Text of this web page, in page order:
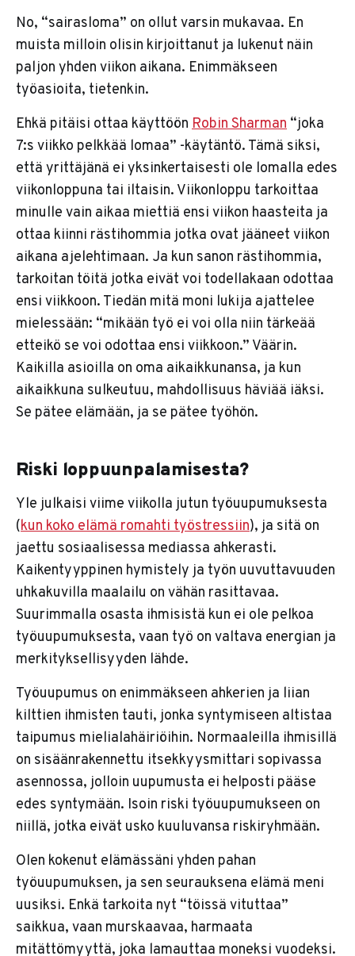
No, “sairasloma” on ollut varsin mukavaa. En
muista milloin olisin kirjoittanut ja lukenut näin
paljon yhden viikon aikana. Enimmäkseen
työasioita, tietenkin.
Ehkä pitäisi ottaa käyttöön Robin Sharman “joka
7:s viikko pelkkää lomaa” -käytäntö. Tämä siksi,
että yrittäjänä ei yksinkertaisesti ole lomalla edes
viikonloppuna tai iltaisin. Viikonloppu tarkoittaa
minulle vain aikaa miettiä ensi viikon haasteita ja
ottaa kiinni rästihommia jotka ovat jääneet viikon
aikana ajelehtimaan. Ja kun sanon rästihommia,
tarkoitan töitä jotka eivät voi todellakaan odottaa
ensi viikkoon. Tiedän mitä moni lukija ajattelee
mielessään: “mikään työ ei voi olla niin tärkeää
etteikö se voi odottaa ensi viikkoon.” Väärin.
Kaikilla asioilla on oma aikaikkunansa, ja kun
aikaikkuna sulkeutuu, mahdollisuus häviää iäksi.
Se pätee elämään, ja se pätee työhön.
Riski loppuunpalamisesta?
Yle julkaisi viime viikolla jutun työuupumuksesta
(kun koko elämä romahti työstressiin), ja sitä on
jaettu sosiaalisessa mediassa ahkerasti.
Kaikentyyppinen hymistely ja työn uuvuttavuuden
uhkakuvilla maalailu on vähän rasittavaa.
Suurimmalla osasta ihmisistä kun ei ole pelkoa
työuupumuksesta, vaan työ on valtava energian ja
merkityksellisyyden lähde.
Työuupumus on enimmäkseen ahkerien ja liian
kilttien ihmisten tauti, jonka syntymiseen altistaa
taipumus mielialahäiriöihin. Normaaleilla ihmisillä
on sisäänrakennettu itsekkyysmittari sopivassa
asennossa, jolloin uupumusta ei helposti pääse
edes syntymään. Isoin riski työuupumukseen on
niillä, jotka eivät usko kuuluvansa riskiryhmään.
Olen kokenut elämässäni yhden pahan
työuupumuksen, ja sen seurauksena elämä meni
uusiksi. Enkä tarkoita nyt “töissä vituttaa”
saikkua, vaan murskaavaa, harmaata
mitättömyyttä, joka lamauttaa moneksi vuodeksi.